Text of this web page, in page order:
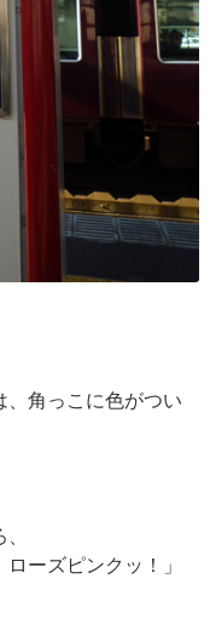
、角っこに色がつい
ーズピンクッ！」